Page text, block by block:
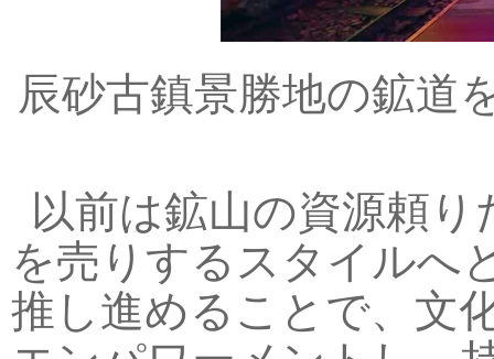
辰砂古鎮景勝地の鉱道
以前は鉱山の資源頼
を売りするスタイルへ
推し進めることで、文